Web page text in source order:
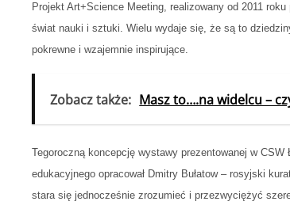
Projekt Art+Science Meeting, realizowany od 2011
świat nauki i sztuki. Wielu wydaje się, że są to
pokrewne i wzajemnie inspirujące.
Zobacz także: Masz to….na widelcu –
Tegoroczną koncepcję wystawy prezentowanej w
edukacyjnego opracował Dmitry Bułatow – rosyjski
stara się jednocześnie zrozumieć i przezwyciężyć